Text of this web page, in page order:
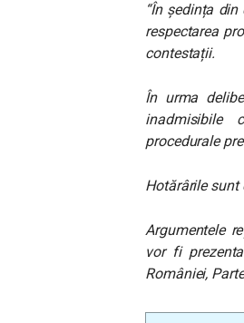
“În ședința
respectarea
contestații.
În urma
inadmisibile
procedurale
Hotărârile sunt
Argumentele
vor fi
României,